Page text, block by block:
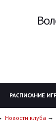
РАСПИСАНИЕ
Новости клуба